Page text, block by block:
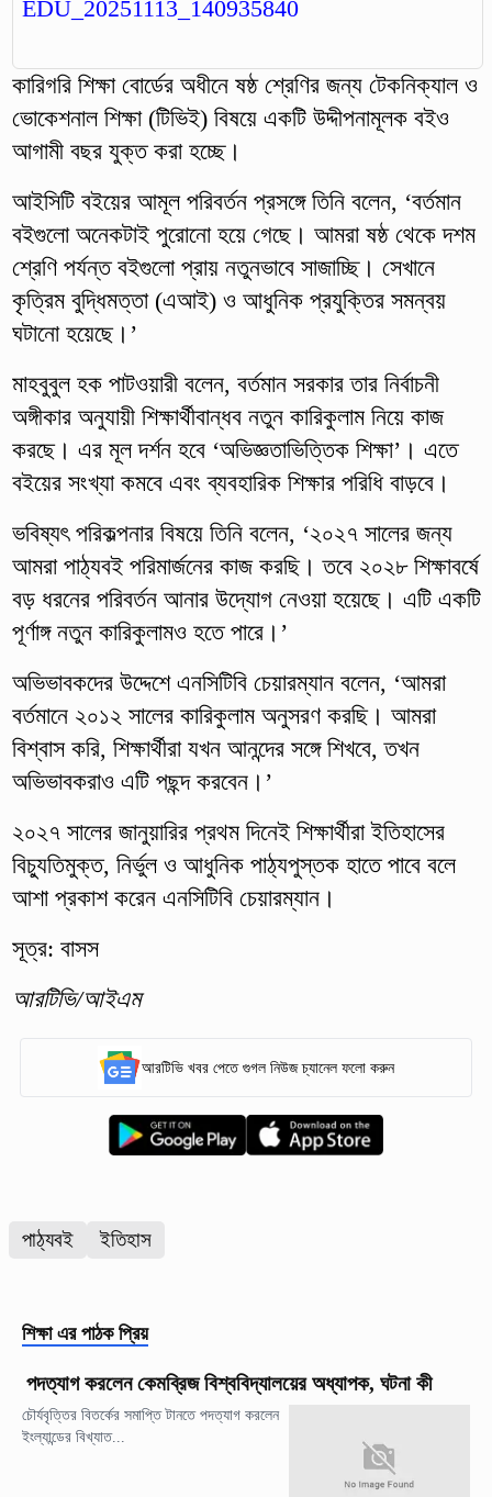
কারিগরি শিক্ষা বোর্ডের অধীনে ষষ্ঠ শ্রেণির জন্য টেকনিক্যাল ও
ভোকেশনাল শিক্ষা (টিভিই) বিষয়ে একটি উদ্দীপনামূলক বইও
আগামী বছর যুক্ত করা হচ্ছে।
আইসিটি বইয়ের আমূল পরিবর্তন প্রসঙ্গে তিনি বলেন, ‘বর্তমান
বইগুলো অনেকটাই পুরোনো হয়ে গেছে। আমরা ষষ্ঠ থেকে দশম
শ্রেণি পর্যন্ত বইগুলো প্রায় নতুনভাবে সাজাচ্ছি। সেখানে
কৃত্রিম বুদ্ধিমত্তা (এআই) ও আধুনিক প্রযুক্তির সমন্বয়
ঘটানো হয়েছে।’
মাহবুবুল হক পাটওয়ারী বলেন, বর্তমান সরকার তার নির্বাচনী
অঙ্গীকার অনুযায়ী শিক্ষার্থীবান্ধব নতুন কারিকুলাম নিয়ে কাজ
করছে। এর মূল দর্শন হবে ‘অভিজ্ঞতাভিত্তিক শিক্ষা’। এতে
বইয়ের সংখ্যা কমবে এবং ব্যবহারিক শিক্ষার পরিধি বাড়বে।
ভবিষ্যৎ পরিকল্পনার বিষয়ে তিনি বলেন, ‘২০২৭ সালের জন্য
আমরা পাঠ্যবই পরিমার্জনের কাজ করছি। তবে ২০২৮ শিক্ষাবর্ষে
বড় ধরনের পরিবর্তন আনার উদ্যোগ নেওয়া হয়েছে। এটি একটি
পূর্ণাঙ্গ নতুন কারিকুলামও হতে পারে।’
অভিভাবকদের উদ্দেশে এনসিটিবি চেয়ারম্যান বলেন, ‘আমরা
বর্তমানে ২০১২ সালের কারিকুলাম অনুসরণ করছি। আমরা
বিশ্বাস করি, শিক্ষার্থীরা যখন আনন্দের সঙ্গে শিখবে, তখন
অভিভাবকরাও এটি পছন্দ করবেন।’
২০২৭ সালের জানুয়ারির প্রথম দিনেই শিক্ষার্থীরা ইতিহাসের
বিচ্যুতিমুক্ত, নির্ভুল ও আধুনিক পাঠ্যপুস্তক হাতে পাবে বলে
আশা প্রকাশ করেন এনসিটিবি চেয়ারম্যান।
সূত্র: বাসস
আরটিভি/আইএম
আরটিভি খবর পেতে গুগল নিউজ চ্যানেল ফলো করুন
পাঠ্যবই ইতিহাস
শিক্ষা এর পাঠক প্রিয়
পদত্যাগ করলেন কেমব্রিজ বিশ্ববিদ্যালয়ের অধ্যাপক, ঘটনা কী
চৌর্যবৃত্তির বিতর্কের সমাপ্তি টানতে পদত্যাগ করলেন
ইংল্যান্ডের বিখ্যাত...